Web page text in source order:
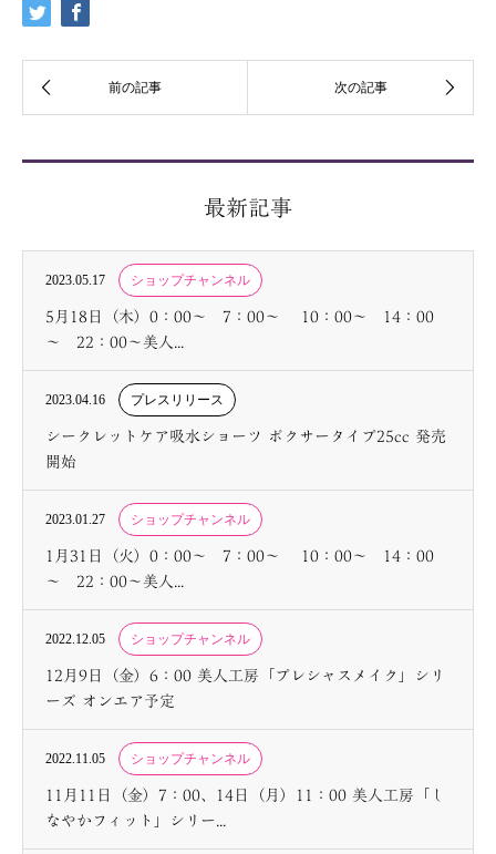
最新記事
2023.05.17 ショップチャンネル
5月18日（木）0：00～ 7：00～ 10：00～ 14：00
～ 22：00～美人...
2023.04.16 プレスリリース
シークレットケア吸水ショーツ ボクサータイプ25cc 発売
開始
2023.01.27 ショップチャンネル
1月31日（火）0：00～ 7：00～ 10：00～ 14：00
～ 22：00～美人...
2022.12.05 ショップチャンネル
12月9日（金）6：00 美人工房「プレシャスメイク」シリ
ーズ オンエア予定
2022.11.05 ショップチャンネル
11月11日（金）7：00、14日（月）11：00 美人工房「し
なやかフィット」シリー...